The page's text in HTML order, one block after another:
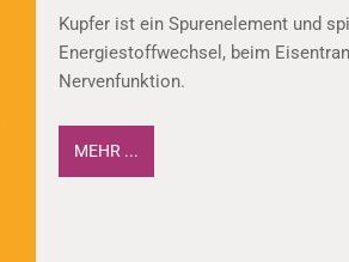
Kupfer ist ein Spurenelement und
Energiestoffwechsel, beim
Nervenfunktion.
MEHR ...